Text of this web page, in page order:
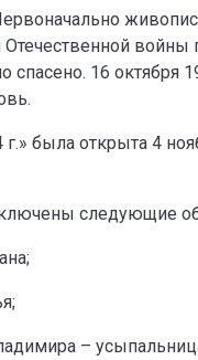
16 октября
была открыта 4
следующие
–